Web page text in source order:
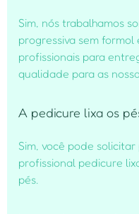
Sim, nós trabalhamos
progressiva sem formol
profissionais para
qualidade para as
A pedicure lixa os
Sim, você pode solicitar
profissional pedicure
pés.